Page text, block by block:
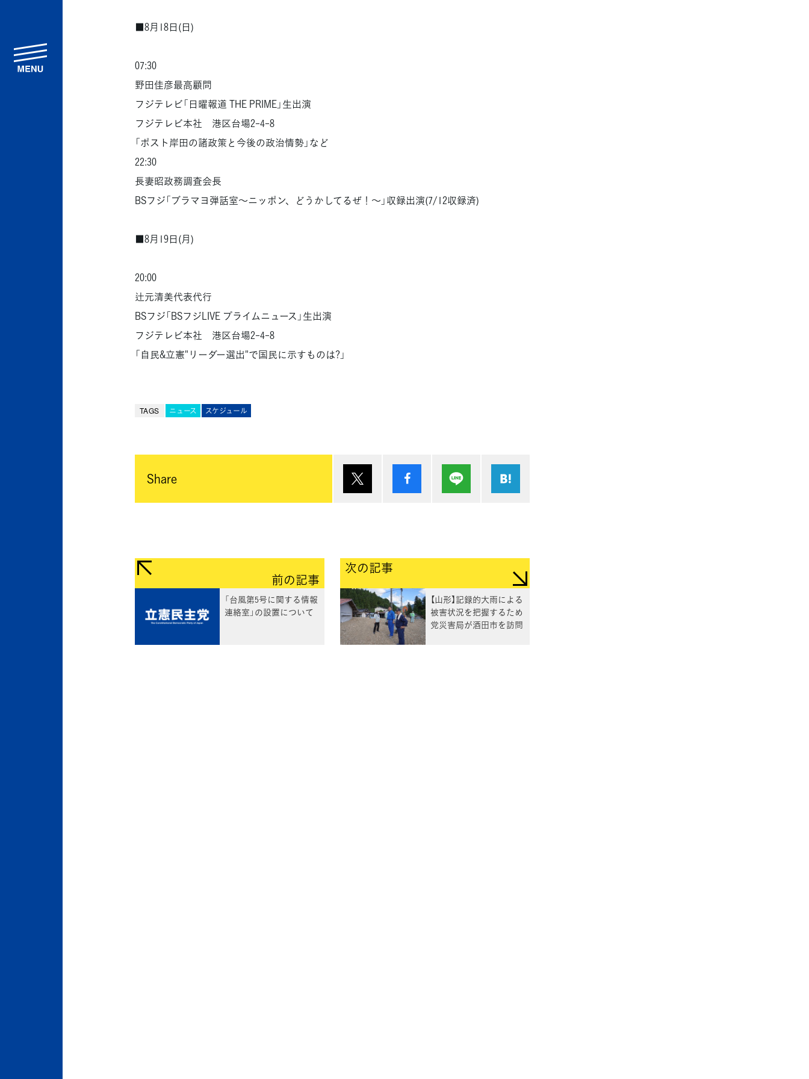
■8月18日(日)
07:30
野田佳彦最高顧問
フジテレビ「日曜報道 THE PRIME」生出演
フジテレビ本社 港区台場2-4-8
「ポスト岸田の諸政策と今後の政治情勢」など
22:30
長妻昭政務調査会長
BSフジ「ブラマヨ弾話室～ニッポン、どうかしてるぜ！～」収録出演(7/12収録済)
■8月19日(月)
20:00
辻元清美代表代行
BSフジ「BSフジLIVE プライムニュース」生出演
フジテレビ本社 港区台場2-4-8
「自民&立憲"リーダー選出"で国民に示すものは?」
TAGS ニュース スケジュール
Share シェア Lineで送る
前の記事
「台風第5号に関する情報
連絡室」の設置について
次の記事
【山形】記録的大雨による
被害状況を把握するため
党災害局が酒田市を訪問